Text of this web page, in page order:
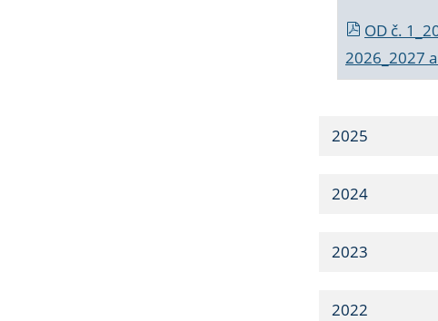
OD č.
2026_2027
2025
2024
2023
2022